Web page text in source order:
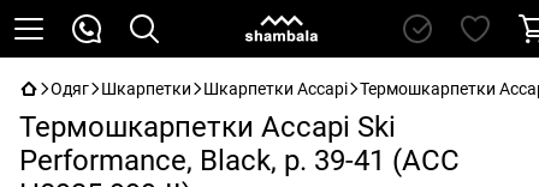
Одяг Шкарпетки Шкарпетки Accapi Термошкарпетки
Термошкарпетки Accapi Ski
Performance, Black, р. 39-41 (ACC